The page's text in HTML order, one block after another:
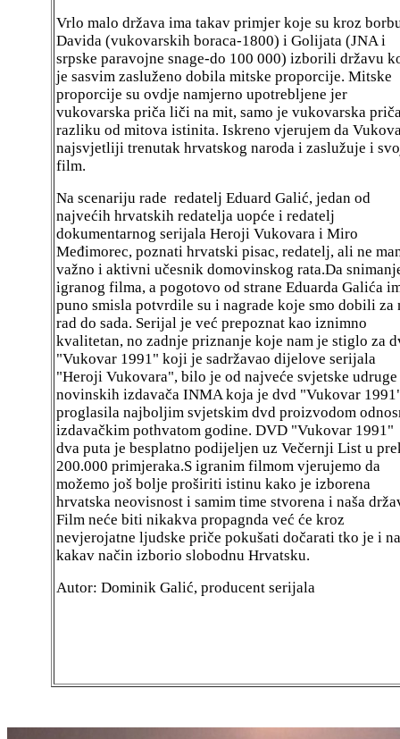
Vrlo malo država ima takav primjer koje su kroz
Davida (vukovarskih boraca-1800) i Golijata (JNA i
srpske paravojne snage-do 100 000) izborili državu
je sasvim zasluženo dobila mitske proporcije. Mitske
proporcije su ovdje namjerno upotrebljene jer
vukovarska priča liči na mit, samo je vukovarska
razliku od mitova istinita. Iskreno vjerujem da
najsvjetliji trenutak hrvatskog naroda i zaslužuje i
film.
Na scenariju rade redatelj Eduard Galić, jedan od
najvećih hrvatskih redatelja uopće i redatelj
dokumentarnog serijala Heroji Vukovara i Miro
Međimorec, poznati hrvatski pisac, redatelj, ali ne
važno i aktivni učesnik domovinskog rata.Da
igranog filma, a pogotovo od strane Eduarda Galića
puno smisla potvrdile su i nagrade koje smo dobili za
rad do sada. Serijal je već prepoznat kao iznimno
kvalitetan, no zadnje priznanje koje nam je stiglo za
"Vukovar 1991" koji je sadržavao dijelove serijala
"Heroji Vukovara", bilo je od najveće svjetske udruge
novinskih izdavača INMA koja je dvd "Vukovar
proglasila najboljim svjetskim dvd proizvodom
izdavačkim pothvatom godine. DVD "Vukovar 1991"
dva puta je besplatno podijeljen uz Večernji List u
200.000 primjeraka.S igranim filmom vjerujemo da
možemo još bolje proširiti istinu kako je izborena
hrvatska neovisnost i samim time stvorena i naša
Film neće biti nikakva propagnda već će kroz
nevjerojatne ljudske priče pokušati dočarati tko je i na
kakav način izborio slobodnu Hrvatsku.
Autor: Dominik Galić, producent serijala